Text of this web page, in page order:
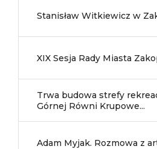
Stanisław Witkiewicz w
XIX Sesja Rady Miasta
Trwa budowa strefy
Górnej Równi Krupowe...
Adam Myjak. Rozmowa z